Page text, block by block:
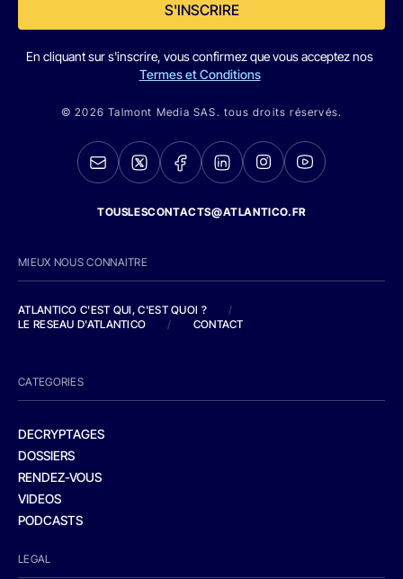
S'INSCRIRE
En cliquant sur s'inscrire, vous confirmez que vous acceptez nos
Termes et Conditions
© 2026 Talmont Media SAS. tous droits réservés.
TOUSLESCONTACTS@ATLANTICO.FR
MIEUX NOUS CONNAITRE
ATLANTICO C'EST QUI, C'EST QUOI ?
/
LE RESEAU D'ATLANTICO
/ CONTACT
CATEGORIES
DECRYPTAGES
DOSSIERS
RENDEZ-VOUS
VIDEOS
PODCASTS
LEGAL